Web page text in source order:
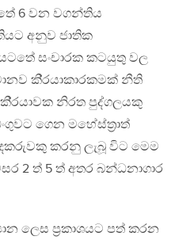
6 වන වගන්තිය
අනුව ජාතික
සංචාරක කටයුතු වල
කි‍්‍රයාකාරකමක් නීති
නිරත පුද්ගලයකු
ගෙන මහේස්ත‍්‍රාත්
කරනු ලැබූ විට මෙම
2 ත් 5 ත් අතර බන්ධනාගාර
ලෙස ප‍්‍රකාශයට පත් කරන